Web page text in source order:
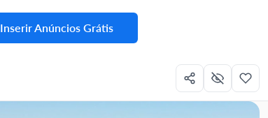
Inserir Anúncios Grátis